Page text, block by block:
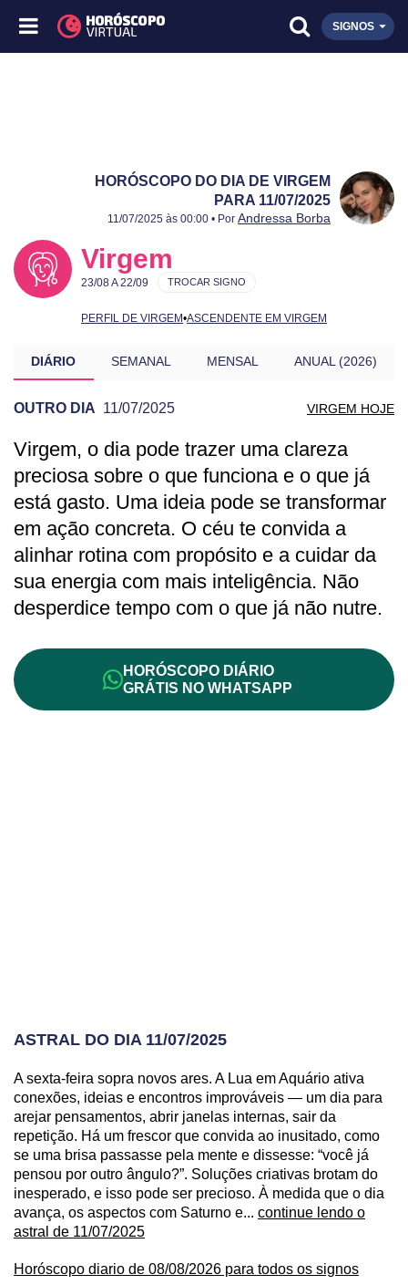
SIGNOS
HORÓSCOPO DO DIA DE VIRGEM
PARA 11/07/2025
Publicado:
11/07/2025
Atualizado:
11/07/2025
11/07/2025 às 00:00 • Por Andressa Borba
Virgem
23/08 A 22/09
PERFIL DE VIRGEM•ASCENDENTE EM VIRGEM
TROCAR SIGNO
DIÁRIO SEMANAL MENSAL ANUAL (2026)
OUTRO DIA 11/07/2025 VIRGEM HOJE
PREVISÃO DE VIRGEM PARA OUTRO
Virgem, o dia pode trazer uma clareza
preciosa sobre o que funciona e o que já
está gasto. Uma ideia pode se transformar
em ação concreta. O céu te convida a
alinhar rotina com propósito e a cuidar da
sua energia com mais inteligência. Não
desperdice tempo com o que já não nutre.
HORÓSCOPO DIÁRIO
GRÁTIS NO WHATSAPP
ASTRAL DO DIA 11/07/2025
A sexta-feira sopra novos ares. A Lua em Aquário ativa
conexões, ideias e encontros improváveis — um dia para
arejar pensamentos, abrir janelas internas, sair da
repetição. Há um frescor que convida ao inusitado, como
se uma brisa passasse pela mente e dissesse: “você já
pensou por outro ângulo?”. Soluções criativas brotam do
inesperado, e isso pode ser precioso. À medida que o dia
avança, os aspectos com Saturno e... continue lendo o
astral de 11/07/2025
Horóscopo diario de 08/08/2026 para todos os signos